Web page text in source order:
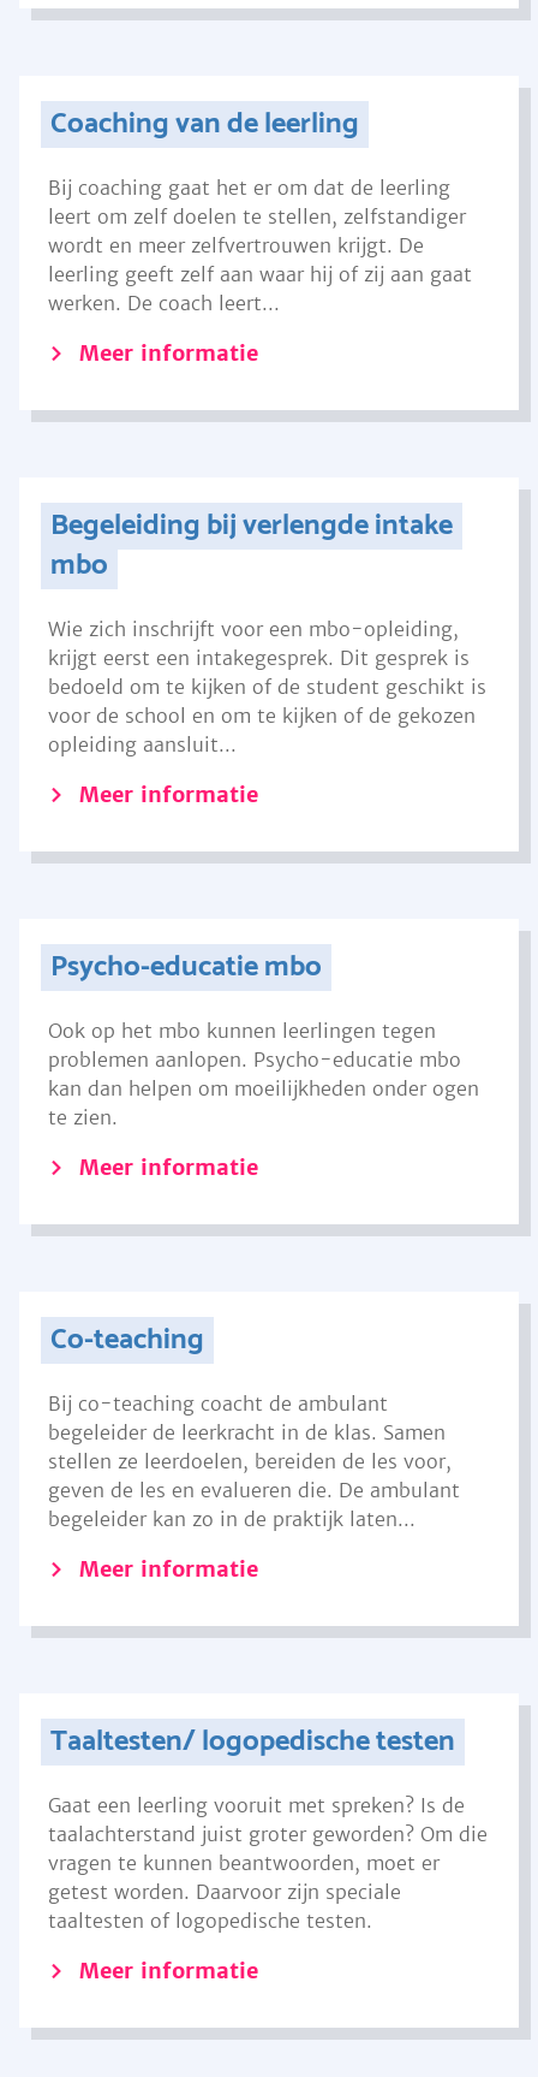
Coaching van de leerling
Bij coaching gaat het er om dat de leerling
leert om zelf doelen te stellen, zelfstandiger
wordt en meer zelfvertrouwen krijgt. De
leerling geeft zelf aan waar hij of zij aan gaat
werken. De coach leert...
Meer informatie
Begeleiding bij verlengde intake
mbo
Wie zich inschrijft voor een mbo-opleiding,
krijgt eerst een intakegesprek. Dit gesprek is
bedoeld om te kijken of de student geschikt is
voor de school en om te kijken of de gekozen
opleiding aansluit...
Meer informatie
Psycho-educatie mbo
Ook op het mbo kunnen leerlingen tegen
problemen aanlopen. Psycho-educatie mbo
kan dan helpen om moeilijkheden onder ogen
te zien.
Meer informatie
Co-teaching
Bij co-teaching coacht de ambulant
begeleider de leerkracht in de klas. Samen
stellen ze leerdoelen, bereiden de les voor,
geven de les en evalueren die. De ambulant
begeleider kan zo in de praktijk laten...
Meer informatie
Taaltesten/ logopedische testen
Gaat een leerling vooruit met spreken? Is de
taalachterstand juist groter geworden? Om die
vragen te kunnen beantwoorden, moet er
getest worden. Daarvoor zijn speciale
taaltesten of logopedische testen.
Meer informatie